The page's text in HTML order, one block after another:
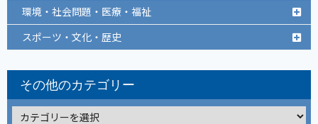
環境・社会問題・医療・福祉
スポーツ・文化・歴史
その他のカテゴリー